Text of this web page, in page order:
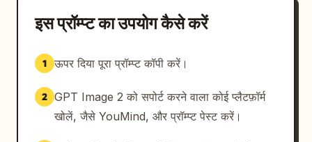
इस प्रॉम्प्ट का उपयोग कैसे करें
1 ऊपर दिया पूरा प्रॉम्प्ट कॉपी करें।
2 GPT Image 2 को सपोर्ट करने वाला कोई प्लैटफ़ॉर्म
खोलें, जैसे YouMind, और प्रॉम्प्ट पेस्ट करें।